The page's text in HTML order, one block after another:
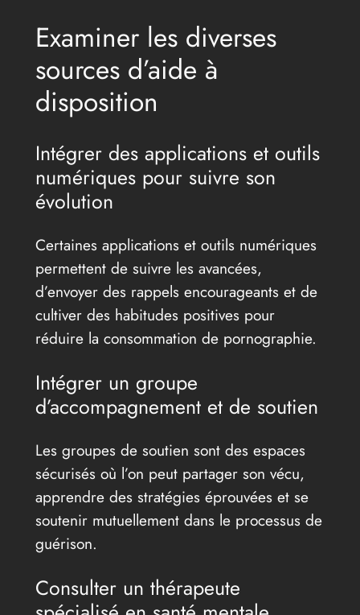
Examiner les diverses
sources d’aide à
disposition
Intégrer des applications et outils
numériques pour suivre son
évolution
Certaines applications et outils numériques
permettent de suivre les avancées,
d’envoyer des rappels encourageants et de
cultiver des habitudes positives pour
réduire la consommation de pornographie.
Intégrer un groupe
d’accompagnement et de soutien
Les groupes de soutien sont des espaces
sécurisés où l’on peut partager son vécu,
apprendre des stratégies éprouvées et se
soutenir mutuellement dans le processus de
guérison.
Consulter un thérapeute